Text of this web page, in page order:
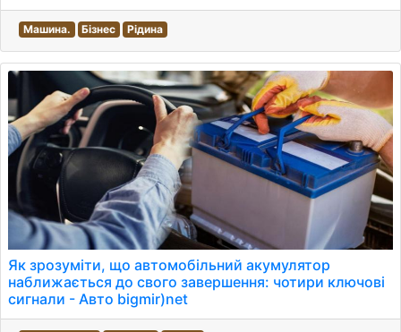
Машина. Бізнес Рідина
Як зрозуміти, що автомобільний акумулятор
наближається до свого завершення: чотири ключові
сигнали - Авто bigmir)net